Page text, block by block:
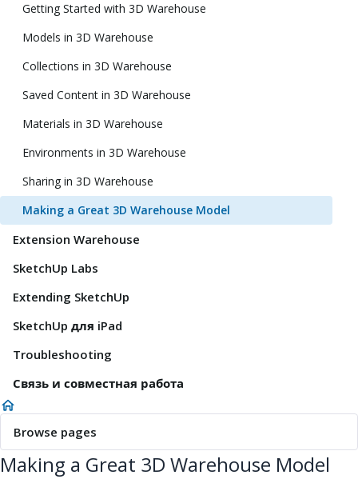
Getting Started with 3D Warehouse
Models in 3D Warehouse
Collections in 3D Warehouse
Saved Content in 3D Warehouse
Materials in 3D Warehouse
Environments in 3D Warehouse
Sharing in 3D Warehouse
Making a Great 3D Warehouse Model
Extension Warehouse
SketchUp Labs
Extending SketchUp
SketchUp для iPad
Troubleshooting
Связь и совместная работа
Browse pages
Making a Great 3D Warehouse Model